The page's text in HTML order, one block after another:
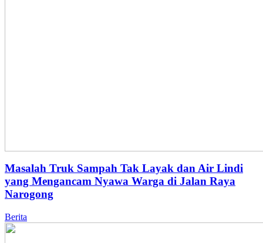
Masalah Truk Sampah Tak Layak dan Air Lindi
yang Mengancam Nyawa Warga di Jalan Raya
Narogong
Berita